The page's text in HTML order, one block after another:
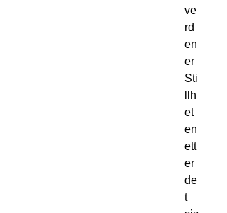
ve
rd
en
er
Sti
llh
et
en
ett
er
de
t